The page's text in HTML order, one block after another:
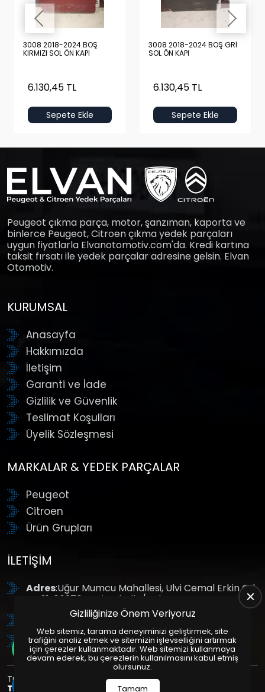
3008 2018-2024 BOŞ
KIRMIZI SOL ÖN KAPI
6.130,45 TL
Sepete Ekle
3008 2018-2024 BOŞ GRİ
SOL ÖN KAPI
6.130,45 TL
Sepete Ekle
Peugeot çıkma parça, motor, şanzıman, kaporta ve
binlerce Peugeot, Citroen çıkma yedek parçaları
uygun fiyatlarla Elvanotomotiv.com'da. Kredi kartına
taksit fırsatı ile yedek parçalar adresine gelsin. Elvan
Otomotiv.
KURUMSAL
Anasayfa
Hakkımızda
İletişim
Garanti ve İade
Gizlilik ve Güvenlik
Teslimat Koşulları
Üyelik Sözleşmesi
MARKALAR & YEDEK PARÇALAR
Peugeot
Citroen
Ürün Grupları
İLETIŞIM
Adres:Uğur Mumcu Mahallesi, Ulvi Cemal Erkin Cd.
No:61, 06370 Yenimahalle/Ankara
: +90 (312) 354 8888
GSM: +90 (532) 343 4085
Tüm Hakları Saklıdır. | Bu site Us Yazılım
Tasarım
Paketleri ile Hazırlanmıştır. © 2025
Gizliliğinize Önem Veriyoruz
Web sitemiz, tarama deneyiminizi geliştirmek, site
trafiğini analiz etmek ve sitemizin işlevselliğini artırmak
için çerezler kullanmaktadır. Web sitemizi kullanmaya
devam ederek, bu çerezlerin kullanılmasını kabul etmiş
olursunuz.
Tamam